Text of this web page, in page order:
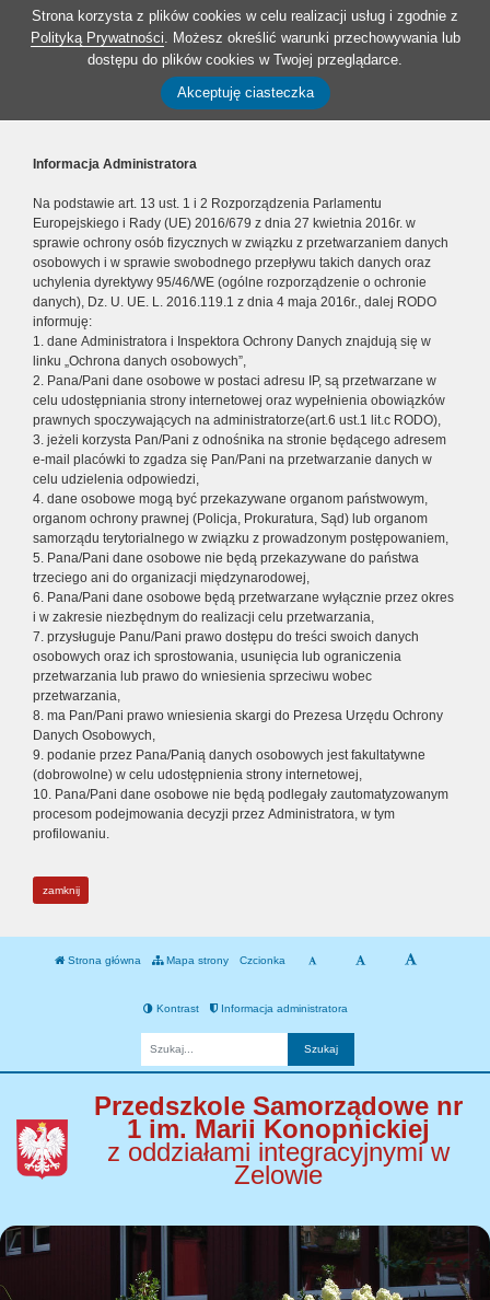
Strona korzysta z plików cookies w celu realizacji usług i zgodnie z
Polityką Prywatności. Możesz określić warunki przechowywania lub
dostępu do plików cookies w Twojej przeglądarce.
Akceptuję ciasteczka
Informacja Administratora
Na podstawie art. 13 ust. 1 i 2 Rozporządzenia Parlamentu
Europejskiego i Rady (UE) 2016/679 z dnia 27 kwietnia 2016r. w
sprawie ochrony osób fizycznych w związku z przetwarzaniem danych
osobowych i w sprawie swobodnego przepływu takich danych oraz
uchylenia dyrektywy 95/46/WE (ogólne rozporządzenie o ochronie
danych), Dz. U. UE. L. 2016.119.1 z dnia 4 maja 2016r., dalej RODO
informuję:
1. dane Administratora i Inspektora Ochrony Danych znajdują się w
linku „Ochrona danych osobowych”,
2. Pana/Pani dane osobowe w postaci adresu IP, są przetwarzane w
celu udostępniania strony internetowej oraz wypełnienia obowiązków
prawnych spoczywających na administratorze(art.6 ust.1 lit.c RODO),
3. jeżeli korzysta Pan/Pani z odnośnika na stronie będącego adresem
e-mail placówki to zgadza się Pan/Pani na przetwarzanie danych w
celu udzielenia odpowiedzi,
4. dane osobowe mogą być przekazywane organom państwowym,
organom ochrony prawnej (Policja, Prokuratura, Sąd) lub organom
samorządu terytorialnego w związku z prowadzonym postępowaniem,
5. Pana/Pani dane osobowe nie będą przekazywane do państwa
trzeciego ani do organizacji międzynarodowej,
6. Pana/Pani dane osobowe będą przetwarzane wyłącznie przez okres
i w zakresie niezbędnym do realizacji celu przetwarzania,
7. przysługuje Panu/Pani prawo dostępu do treści swoich danych
osobowych oraz ich sprostowania, usunięcia lub ograniczenia
przetwarzania lub prawo do wniesienia sprzeciwu wobec
przetwarzania,
8. ma Pan/Pani prawo wniesienia skargi do Prezesa Urzędu Ochrony
Danych Osobowych,
9. podanie przez Pana/Panią danych osobowych jest fakultatywne
(dobrowolne) w celu udostępnienia strony internetowej,
10. Pana/Pani dane osobowe nie będą podlegały zautomatyzowanym
procesom podejmowania decyzji przez Administratora, w tym
profilowaniu.
zamknij
Strona główna Mapa strony Czcionka
Kontrast Informacja administratora
Przedszkole Samorządowe nr
1 im. Marii Konopnickiej
z oddziałami integracyjnymi w
Zelowie